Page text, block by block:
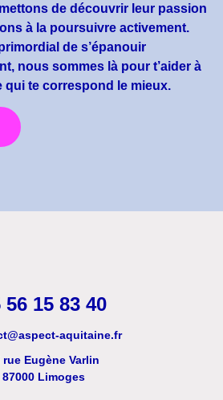
de découvrir leur passion
à la poursuivre activement.
de s’épanouir
nous sommes là pour t’aider à
qui te correspond le mieux.
56 15 83 40
aquitaine.fr
rue Eugène Varlin
87000 Limoges